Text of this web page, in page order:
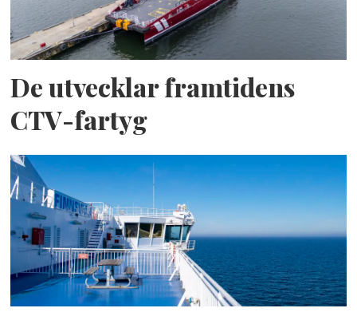
De utvecklar framtidens
CTV-fartyg